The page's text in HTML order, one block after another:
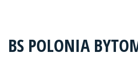
BS POLONIA